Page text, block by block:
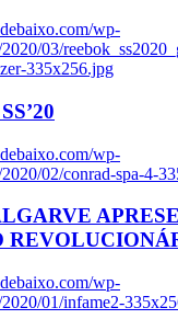
wp-
03/
335x256.jpg
wp-
02/conrad-spa-4-
wp-
01/infame2-